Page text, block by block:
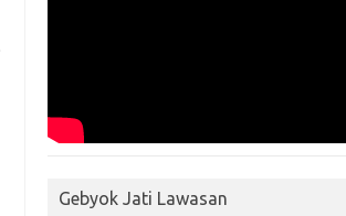
Gebyok Jati Lawasan